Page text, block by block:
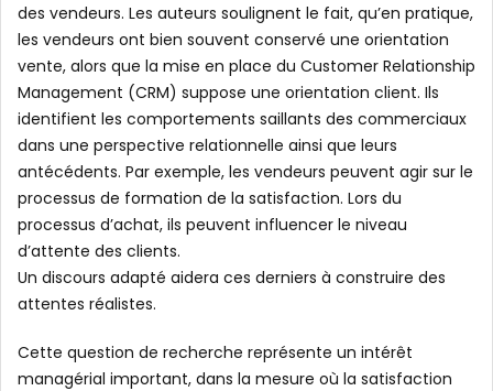
des vendeurs. Les auteurs soulignent le fait, qu’en pratique,
les vendeurs ont bien souvent conservé une orientation
vente, alors que la mise en place du Customer Relationship
Management (CRM) suppose une orientation client. Ils
identifient les comportements saillants des commerciaux
dans une perspective relationnelle ainsi que leurs
antécédents. Par exemple, les vendeurs peuvent agir sur le
processus de formation de la satisfaction. Lors du
processus d’achat, ils peuvent influencer le niveau
d’attente des clients.
Un discours adapté aidera ces derniers à construire des
attentes réalistes.
Cette question de recherche représente un intérêt
managérial important, dans la mesure où la satisfaction